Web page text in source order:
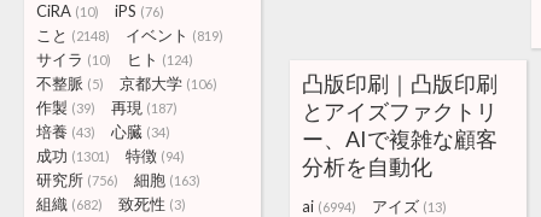
CiRA (10) iPS (76)
こと (2148) イベント (819)
サイラ (10) ヒト (124)
不整脈 (5) 京都大学 (106)
作製 (39) 再現 (187)
培養 (43) 心臓 (34)
成功 (1301) 特徴 (94)
研究所 (756) 細胞 (163)
組織 (682) 致死性 (3)
凸版印刷｜凸版印刷
とアイズファクトリ
ー、AIで複雑な顧客
分析を自動化
ai (6994) アイズ (13)